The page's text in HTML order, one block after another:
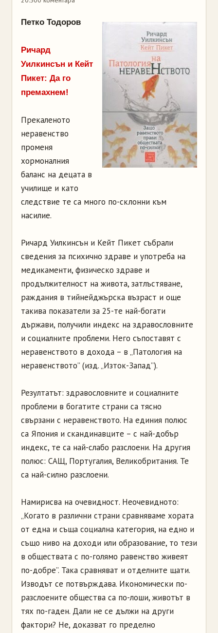
Петко Тодоров
Ричард
Уилкинсън и Кейт
Пикет: Да го
премахнем!
Прекаленото
неравенство
променя
хормоналния
баланс на децата в
училище и като
следствие те са много по-склонни към
насилие.
Ричард Уилкинсън и Кейт Пикет събрали
сведения за психично здраве и употреба на
медикаменти, физическо здраве и
продължителност на живота, затлъстяване,
раждания в тийнейджърска възраст и още
такива показатели за 25-те най-богати
държави, получили индекс на здравословните
и социалните проблеми. Него съпоставят с
неравенството в дохода – в „Патология на
неравенството” (изд. „Изток-Запад”).
Резултатът: здравословните и социалните
проблеми в богатите страни са тясно
свързани с неравенството. На единия полюс
са Япония и скандинавците – с най-добър
индекс, те са най-слабо разслоени. На другия
полюс: САЩ, Португалия, Великобритания. Те
са най-силно разслоени.
Намирисва на очевидност. Неочевидното:
„Когато в различни страни сравняваме хората
от една и съща социална категория, на едно и
също ниво на доходи или образование, то тези
в обществата с по-голямо равенство живеят
по-добре”. Така сравняват и отделните щати.
Изводът се потвърждава. Икономически по-
разслоените общества са по-лоши, животът в
тях по-гаден. Дали не се дължи на други
фактори? Не, доказват го пределно